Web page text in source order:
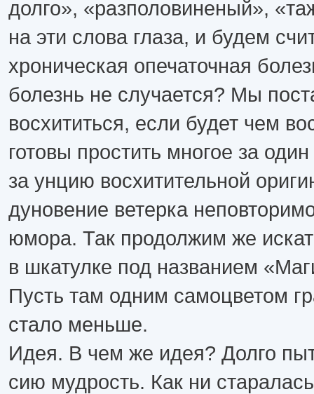
долго», «разполовиненый»,
на эти слова глаза, и будем
хроническая опечаточная
болезнь не случается? Мы
восхититься, если будет чем
готовы простить многое за
за унцию восхитительной
дуновение ветерка
юмора. Так продолжим же
в шкатулке под названием
Пусть там одним самоцветом
стало меньше.
Идея. В чем же идея? Долго
сию мудрость. Как ни